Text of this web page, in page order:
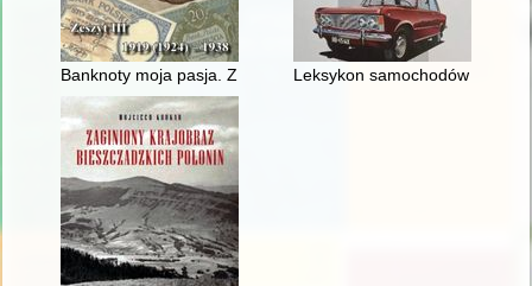
Banknoty moja pasja. Z. 3, Leksykon samochodów : Polski